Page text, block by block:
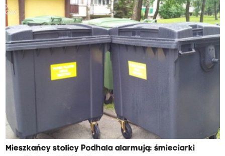
Mieszkańcy stolicy Podhala alarmują: śmieciarki